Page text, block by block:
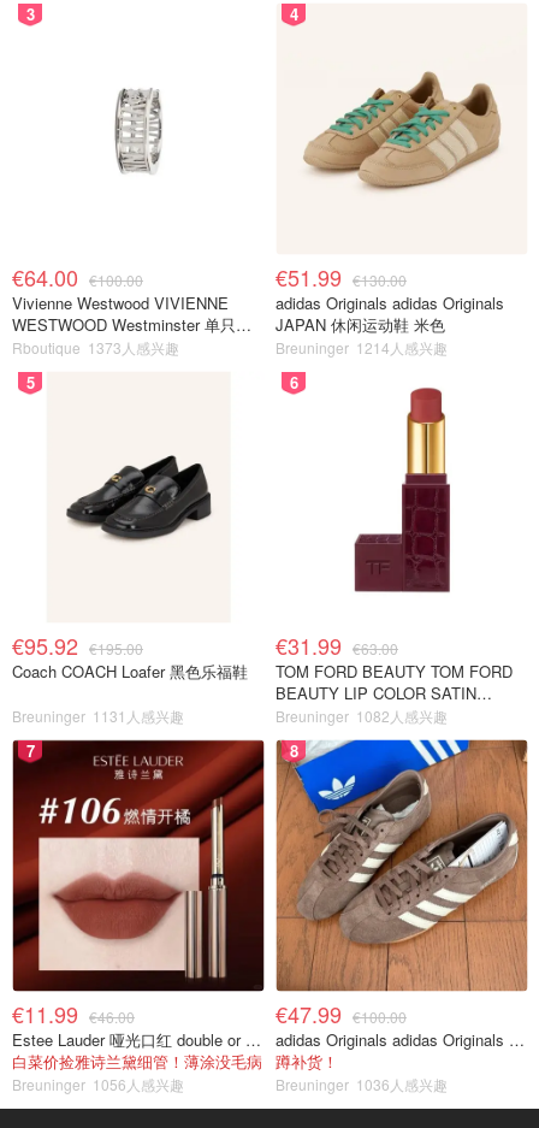
3
€64.00 €100.00
Vivienne Westwood VIVIENNE
WESTWOOD Westminster 单只耳
环
Rboutique 1373人感兴趣
4
€51.99 €130.00
adidas Originals adidas Originals
JAPAN 休闲运动鞋 米色
Breuninger 1214人感兴趣
5
€95.92 €195.00
Coach COACH Loafer 黑色乐福鞋
Breuninger 1131人感兴趣
6
€31.99 €63.00
TOM FORD BEAUTY TOM FORD
BEAUTY LIP COLOR SATIN
MATTE 裸玫瑰口红
Breuninger 1082人感兴趣
7
€11.99 €46.00
Estee Lauder 哑光口红 double or nothing色号
白菜价捡雅诗兰黛细管！薄涂没毛病
Breuninger 1056人感兴趣
8
€47.99 €100.00
adidas Originals adidas Originals TOKYO 复古休闲鞋 深棕色
蹲补货！
Breuninger 1036人感兴趣